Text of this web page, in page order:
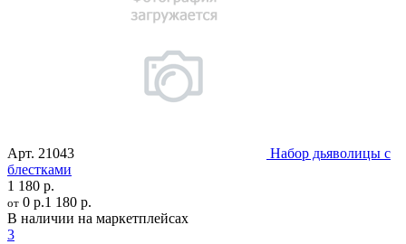
Арт. 21043
Набор дьяволицы с
блестками
1 180 р.
от 0 р.1 180 р.
В наличии на маркетплейсах
3